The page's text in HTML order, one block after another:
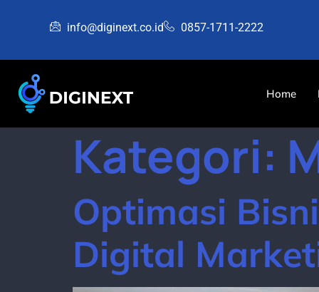
info@diginext.co.id 0857-1711-2222
Home
Kategori:
Optimasi
Digital